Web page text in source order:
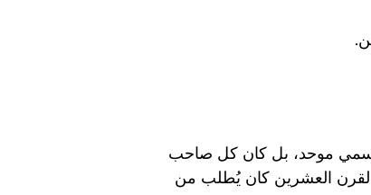
موحد، بل كان كل صاحب
العشرين كان يُطلب من